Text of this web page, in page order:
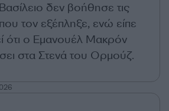
δεν βοήθησε τις
τον εξέπληξε, ενώ είπε
ότι ο Εμανουέλ Μακρόν
στα Στενά του Ορμούζ.